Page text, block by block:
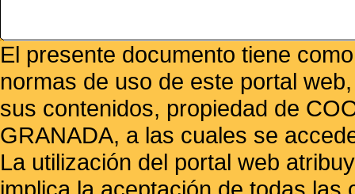
El presente documento tiene
normas de uso de este portal
sus contenidos, propiedad de
GRANADA, a las cuales se
La utilización del portal web